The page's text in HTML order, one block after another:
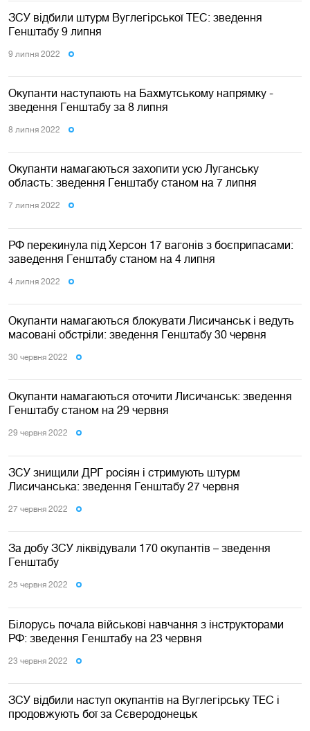
ЗСУ відбили штурм Вуглегірської ТЕС: зведення
Генштабу 9 липня
9 липня 2022
Окупанти наступають на Бахмутському напрямку -
зведення Генштабу за 8 липня
8 липня 2022
Окупанти намагаються захопити усю Луганську
область: зведення Генштабу станом на 7 липня
7 липня 2022
РФ перекинула під Херсон 17 вагонів з боєприпасами:
заведення Генштабу станом на 4 липня
4 липня 2022
Окупанти намагаються блокувати Лисичанськ і ведуть
масовані обстріли: зведення Генштабу 30 червня
30 червня 2022
Окупанти намагаються оточити Лисичанськ: зведення
Генштабу станом на 29 червня
29 червня 2022
ЗСУ знищили ДРГ росіян і стримують штурм
Лисичанська: зведення Генштабу 27 червня
27 червня 2022
За добу ЗСУ ліквідували 170 окупантів – зведення
Генштабу
25 червня 2022
Білорусь почала військові навчання з інструкторами
РФ: зведення Генштабу на 23 червня
23 червня 2022
ЗСУ відбили наступ окупантів на Вуглегірську ТЕС і
продовжують бої за Сєверодонецьк